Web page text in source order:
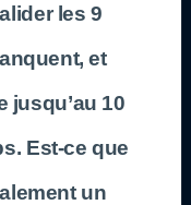
les 9
et
jusqu’au 10
Est-ce que
un